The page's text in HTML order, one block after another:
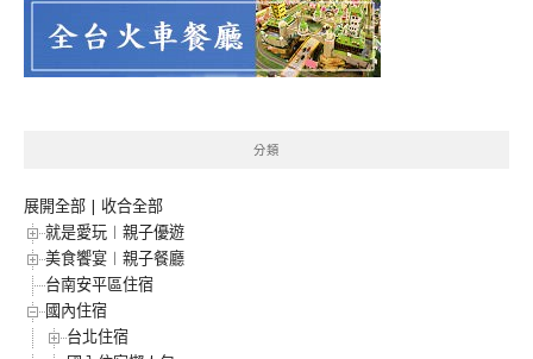
分類
展開全部 | 收合全部
就是愛玩︱親子優遊
美食饗宴︱親子餐廳
台南安平區住宿
國內住宿
台北住宿